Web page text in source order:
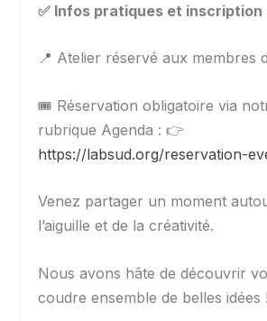
✅ Infos pratiques et inscription
📍 Atelier réservé aux membres
🎟️ Réservation obligatoire via
rubrique Agenda : 👉
https://labsud.org/reservation-
Venez partager un moment
l’aiguille et de la créativité.
Nous avons hâte de découvrir
coudre ensemble de belles idées !